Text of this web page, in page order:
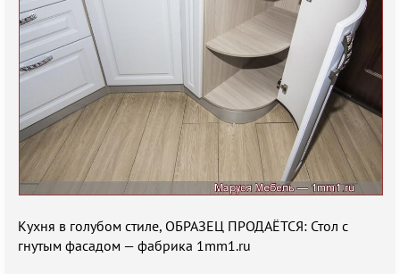
Кухня в голубом стиле, ОБРАЗЕЦ ПРОДАЁТСЯ: Стол с
гнутым фасадом — фабрика 1mm1.ru